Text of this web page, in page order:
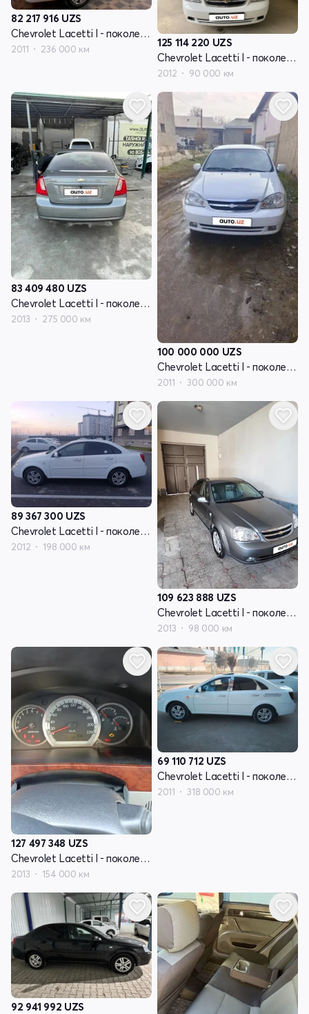
82 217 916 UZS
Chevrolet Lacetti I - поколение
2011 236 000 км
125 114 220 UZS
Chevrolet Lacetti I - поколение
2012 90 000 км
83 409 480 UZS
Chevrolet Lacetti I - поколение
2013 275 000 км
100 000 000 UZS
Chevrolet Lacetti I - поколение
2011 300 000 км
89 367 300 UZS
Chevrolet Lacetti I - поколение
2012 198 000 км
109 623 888 UZS
Chevrolet Lacetti I - поколение
2013 98 000 км
127 497 348 UZS
Chevrolet Lacetti I - поколение
2013 154 000 км
69 110 712 UZS
Chevrolet Lacetti I - поколение
2011 318 000 км
92 941 992 UZS